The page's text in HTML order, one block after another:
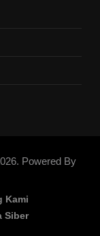
Tapi Takut
Powered By
Kami
Siber